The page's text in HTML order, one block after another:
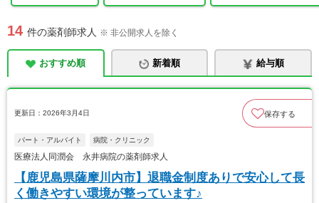
14 件の薬剤師求人 ※ 非公開求人を除く
おすすめ順 新着順 給与順
更新日：2026年3月4日 保存する
パート・アルバイト 病院・クリニック
医療法人同潤会 永井病院の薬剤師求人
【鹿児島県薩摩川内市】退職金制度ありで安心して長
く働きやすい環境が整っています♪